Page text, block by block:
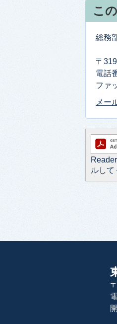
こ
総務
〒
電話
ファ
メー
ルして